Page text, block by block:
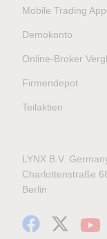
Mobile Trading
Demokonto
Online-Broker
Firmendepot
Teilaktien
LYNX B.V.
Charlottenstraße
Berlin